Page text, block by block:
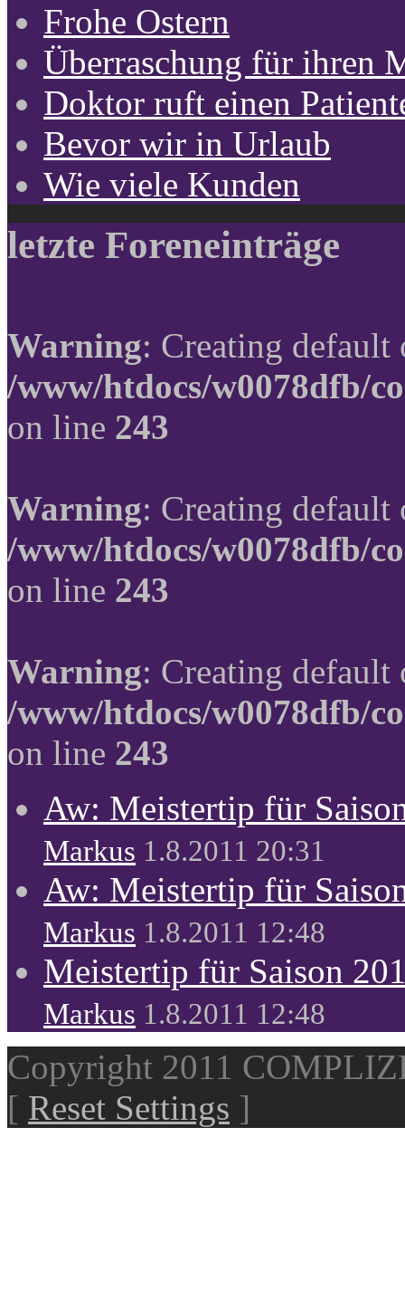
Frohe Ostern
Überraschung für ihren
Doktor ruft einen
Bevor wir in Urlaub
Wie viele Kunden
letzte Foreneinträge
Warning: Creating
/www/htdocs/w0078dfb/
on line 243
Warning: Creating
/www/htdocs/w0078dfb/
on line 243
Warning: Creating
/www/htdocs/w0078dfb/
on line 243
Aw: Meistertip für
Markus 1.8.2011 20:31
Aw: Meistertip für
Markus 1.8.2011 12:48
Meistertip für Saison
Markus 1.8.2011 12:48
Copyright 2011
[ Reset Settings ]